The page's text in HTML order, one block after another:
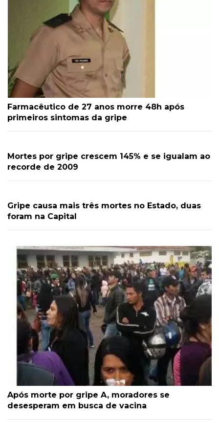
Farmacêutico de 27 anos morre 48h após
primeiros sintomas da gripe
Mortes por gripe crescem 145% e se igualam ao
recorde de 2009
Gripe causa mais três mortes no Estado, duas
foram na Capital
Após morte por gripe A, moradores se
desesperam em busca de vacina